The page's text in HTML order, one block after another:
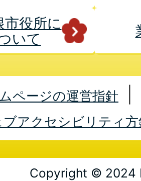
市役所に
いて
ページの運営指針
ブアクセシビリティ方
Copyright © 2024